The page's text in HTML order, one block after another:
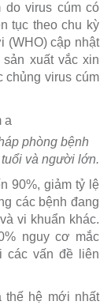
do virus cúm có
tục theo chu kỳ
(WHO) cập nhật
xuất vắc xin
chủng virus cúm
phòng bệnh
và người lớn.
90%, giảm tỷ lệ
các bệnh đang
vi khuẩn khác.
nguy cơ mắc
các vấn đề liên
thế hệ mới nhất